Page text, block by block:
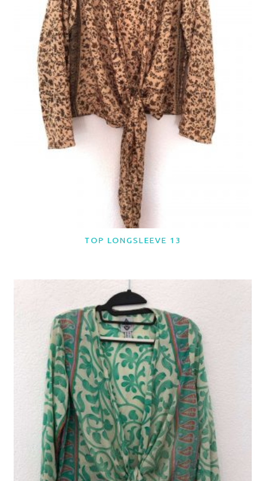
LER MAIS
TOP LONGSLEEVE 13